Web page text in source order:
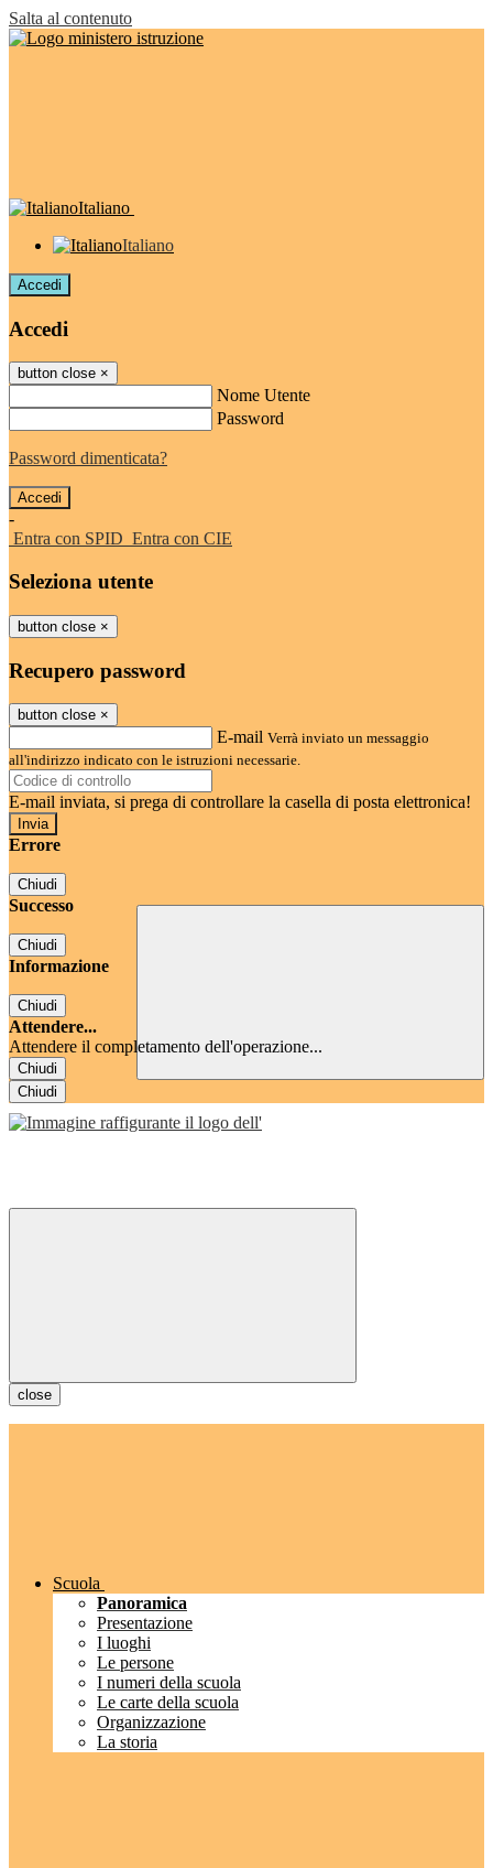
Salta al contenuto
Italiano
Italiano
Accedi
Accedi
button close ×
Nome Utente
Password
Password dimenticata?
-
Entra con SPID Entra con CIE
Seleziona utente
button close ×
Recupero password
button close ×
E-mail Verrà inviato un messaggio
all'indirizzo indicato con le istruzioni necessarie.
E-mail inviata, si prega di controllare la casella di posta elettronica!
Errore
Chiudi
Successo
Chiudi
Informazione
Chiudi
Attendere...
Attendere il completamento dell'operazione...
Chiudi
Chiudi
close
Scuola
Panoramica
Presentazione
I luoghi
Le persone
I numeri della scuola
Le carte della scuola
Organizzazione
La storia